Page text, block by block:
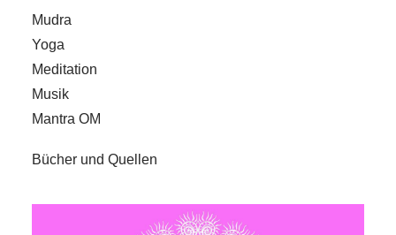
Mudra
Yoga
Meditation
Musik
Mantra OM
Bücher und Quellen